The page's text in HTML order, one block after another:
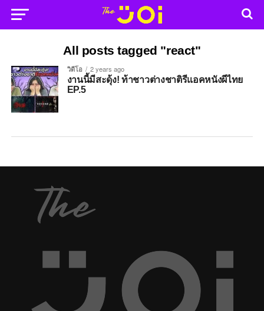
All posts tagged "react"
วิดีโอ 2 years ago
งานนี้มีสะดุ้ง! ท้าชาวต่างชาติรีแอคหนังผีไทย
EP.5